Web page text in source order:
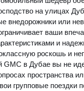
на улицах
внедорожники или
ваши
и
роскошь и
GMC в Дубае вы не
пространства
групповые поездки